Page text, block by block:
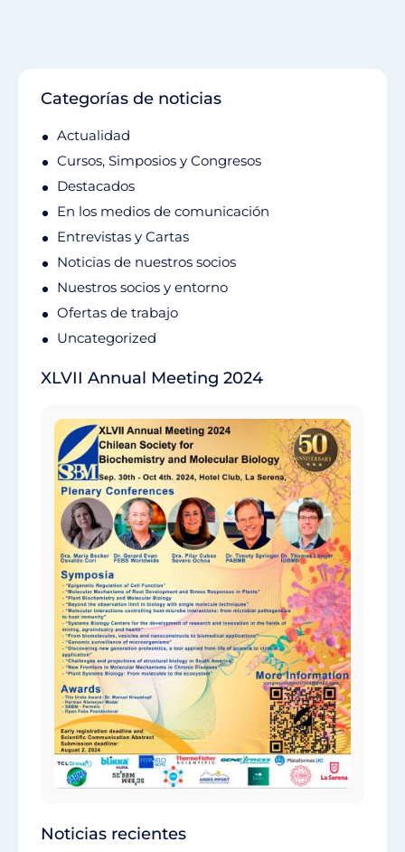
Categorías de noticias
Actualidad
Cursos, Simposios y Congresos
Destacados
En los medios de comunicación
Entrevistas y Cartas
Noticias de nuestros socios
Nuestros socios y entorno
Ofertas de trabajo
Uncategorized
XLVII Annual Meeting 2024
Noticias recientes